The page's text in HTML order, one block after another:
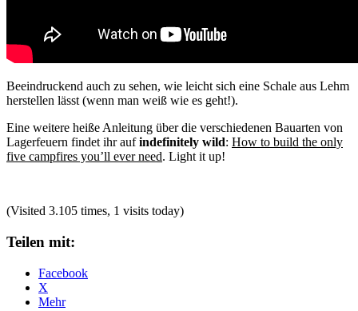
Beeindruckend auch zu sehen, wie leicht sich eine Schale aus Lehm
herstellen lässt (wenn man weiß wie es geht!).
Eine weitere heiße Anleitung über die verschiedenen Bauarten von
Lagerfeuern findet ihr aufindefinitely wild: How to build the only
five campfires you’ll ever need. Light it up!
(Visited 3.105 times, 1 visits today)
Teilen mit:
Facebook
X
Mehr